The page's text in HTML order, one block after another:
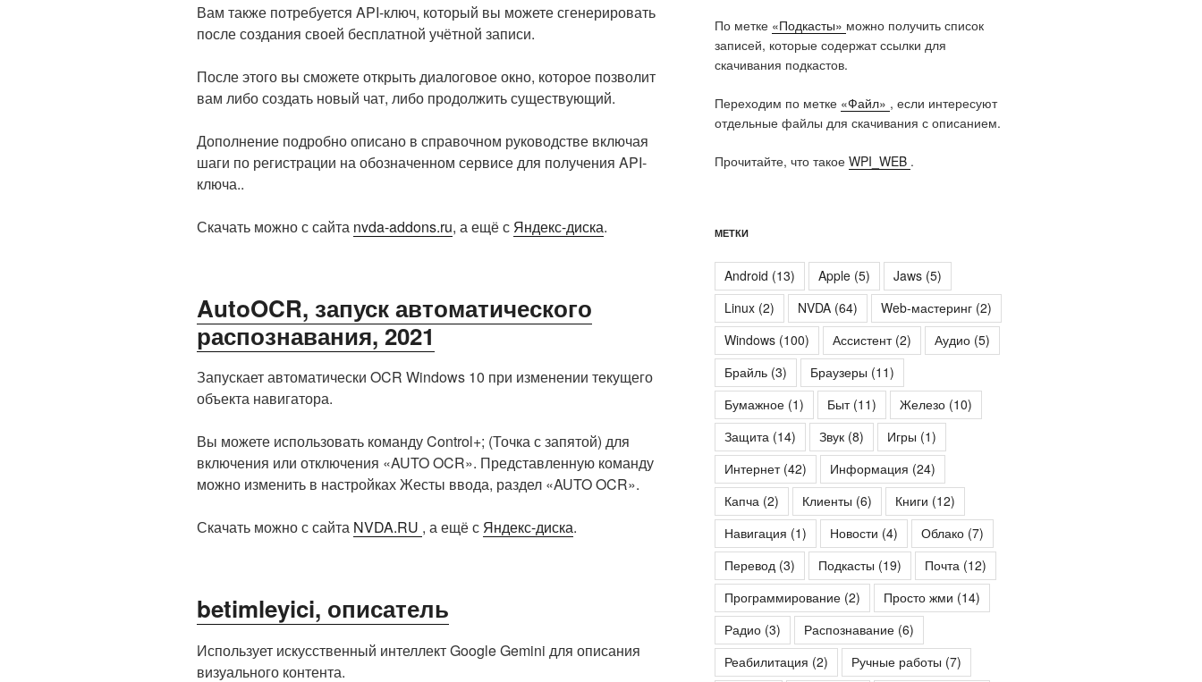
Вам также потребуется API-ключ, который вы можете сгенерировать
после создания своей бесплатной учётной записи.
После этого вы сможете открыть диалоговое окно, которое позволит
вам либо создать новый чат, либо продолжить существующий.
Дополнение подробно описано в справочном руководстве включая
шаги по регистрации на обозначенном сервисе для получения API-
ключа..
Скачать можно с сайта nvda-addons.ru, а ещё с Яндекс-диска.
AutoOCR, запуск автоматического
распознавания, 2021
Запускает автоматически OCR Windows 10 при изменении текущего
объекта навигатора.
Вы можете использовать команду Control+; (Точка с запятой) для
включения или отключения «AUTO OCR». Представленную команду
можно изменить в настройках Жесты ввода, раздел «AUTO OCR».
Скачать можно с сайта NVDA.RU , а ещё с Яндекс-диска.
betimleyici, описатель
Использует искусственный интеллект Google Gemini для описания
визуального контента.
По метке «Подкасты» можно получить список
записей, которые содержат ссылки для
скачивания подкастов.
Переходим по метке «Файл» , если интересуют
отдельные файлы для скачивания с описанием.
Прочитайте, что такое WPI_WEB .
МЕТКИ
Android (13) Apple(5) Jaws(5)
Linux(2) NVDA(64) Web-мастеринг(2)
Windows(100) Ассистент(2) Аудио(5)
Брайль(3) Браузеры (11)
Бумажное(1) Быт(11) Железо(10)
Защита(14) Звук(8) Игры (1)
Интернет(42) Информация (24)
Капча(2) Клиенты (6) Книги (12)
Навигация (1) Новости (4) Облако(7)
Перевод(3) Подкасты (19) Почта(12)
Программирование(2) Просто жми (14)
Радио(3) Распознавание(6)
Реабилитация (2) Ручные работы (7)